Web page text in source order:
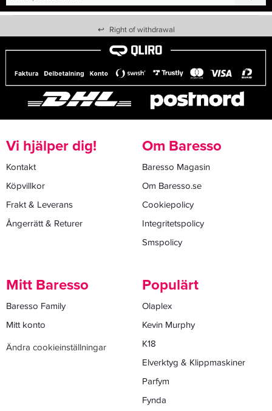
↩ Right of withdrawal
Vi hjälper dig!
Kontakt
Köpvillkor
Frakt & Leverans
Ångerrätt & Returer
Om Baresso
Baresso Magasin
Om Baresso.se
Cookiepolicy
Integritetspolicy
Smspolicy
Mitt Baresso
Baresso Family
Mitt konto
Ändra cookieinställningar
Populärt
Olaplex
Kevin Murphy
K18
Elverktyg & Klippmaskiner
Parfym
Fynda